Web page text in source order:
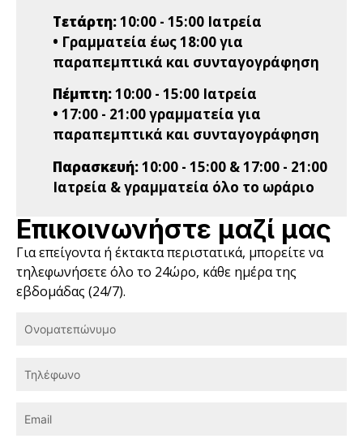
Τετάρτη:10:00 - 15:00 Ιατρεία
• Γραμματεία έως 18:00 για
παραπεμπτικά και συνταγογράφηση
Πέμπτη:10:00 - 15:00 Ιατρεία
• 17:00 - 21:00 γραμματεία για
παραπεμπτικά και συνταγογράφηση
Παρασκευή:10:00 - 15:00 & 17:00 - 21:00
Ιατρεία & γραμματεία όλο το ωράριο
Επικοινωνήστε μαζί μας
Για επείγοντα ή έκτακτα περιστατικά, μπορείτε να
τηλεφωνήσετε όλο το 24ώρο, κάθε ημέρα της
εβδομάδας (24/7).